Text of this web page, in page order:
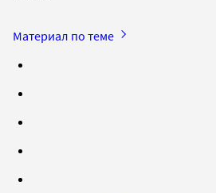
Материал по теме